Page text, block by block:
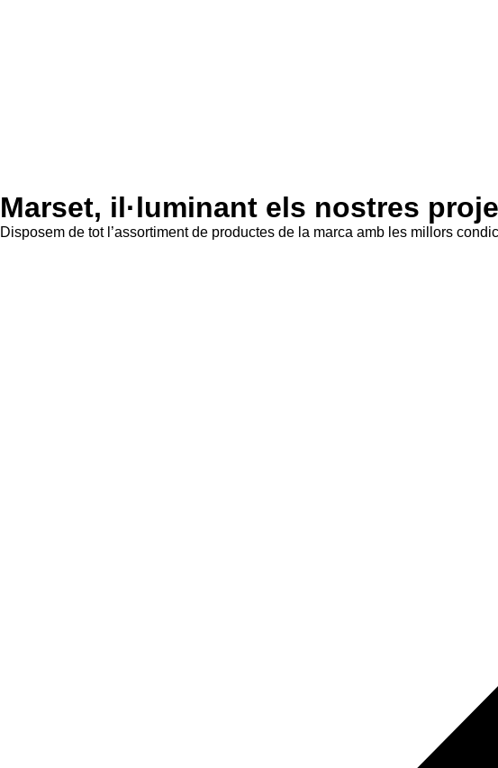
Marset, il·luminant els nostres
Disposem de tot l’assortiment de productes de la marca amb les millors